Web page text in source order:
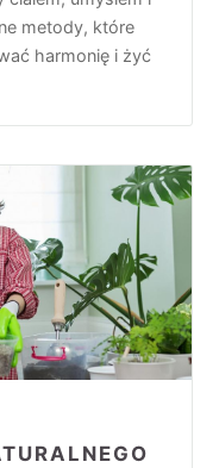
metody, które
harmonię i żyć